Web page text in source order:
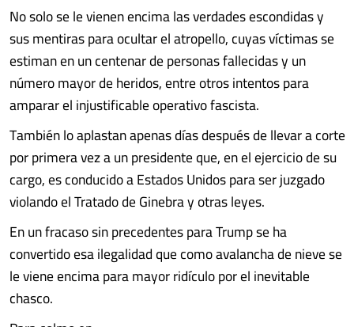
No solo se le vienen encima las verdades escondidas y
sus mentiras para ocultar el atropello, cuyas víctimas se
estiman en un centenar de personas fallecidas y un
número mayor de heridos, entre otros intentos para
amparar el injustificable operativo fascista.
También lo aplastan apenas días después de llevar a corte
por primera vez a un presidente que, en el ejercicio de su
cargo, es conducido a Estados Unidos para ser juzgado
violando el Tratado de Ginebra y otras leyes.
En un fracaso sin precedentes para Trump se ha
convertido esa ilegalidad que como avalancha de nieve se
le viene encima para mayor ridículo por el inevitable
chasco.